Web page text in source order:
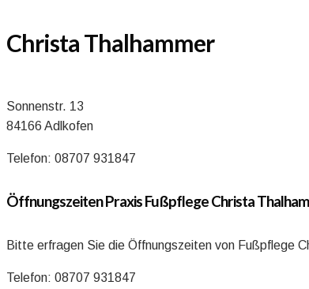
Christa Thalhammer
Sonnenstr. 13
84166 Adlkofen
Telefon: 08707 931847
Öffnungszeiten Praxis Fußpflege Christa
Bitte erfragen Sie die Öffnungszeiten von Fußpflege
Telefon: 08707 931847